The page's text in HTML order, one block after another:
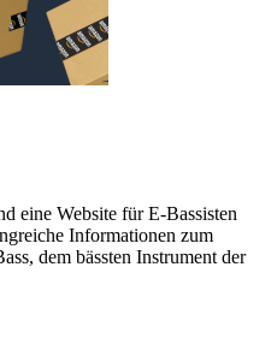
eine Website für E-Bassisten
Informationen zum
dem bässten Instrument der